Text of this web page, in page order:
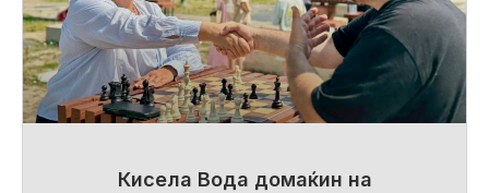
Кисела Вода домаќин на